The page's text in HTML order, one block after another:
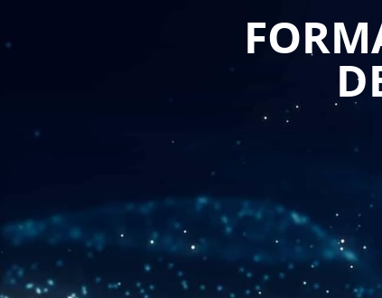
La planification de la Supply Chain :
comment élaborer un plan d'action et
L'approvisionnement : comment gérer
processus d'achat et comment réduire les
La production : comment organiser la
optimiser les processus de fabrication et
Le stockage : comment gérer les
comment optimiser la gestion des flux de
La distribution : comment organiser les
Une formation sur la maîtrise de la
comprendre les nouvelles tendances et les
digitalisation, l'automatisation, l'intelligence
En somme, une formation sur la maîtrise de la